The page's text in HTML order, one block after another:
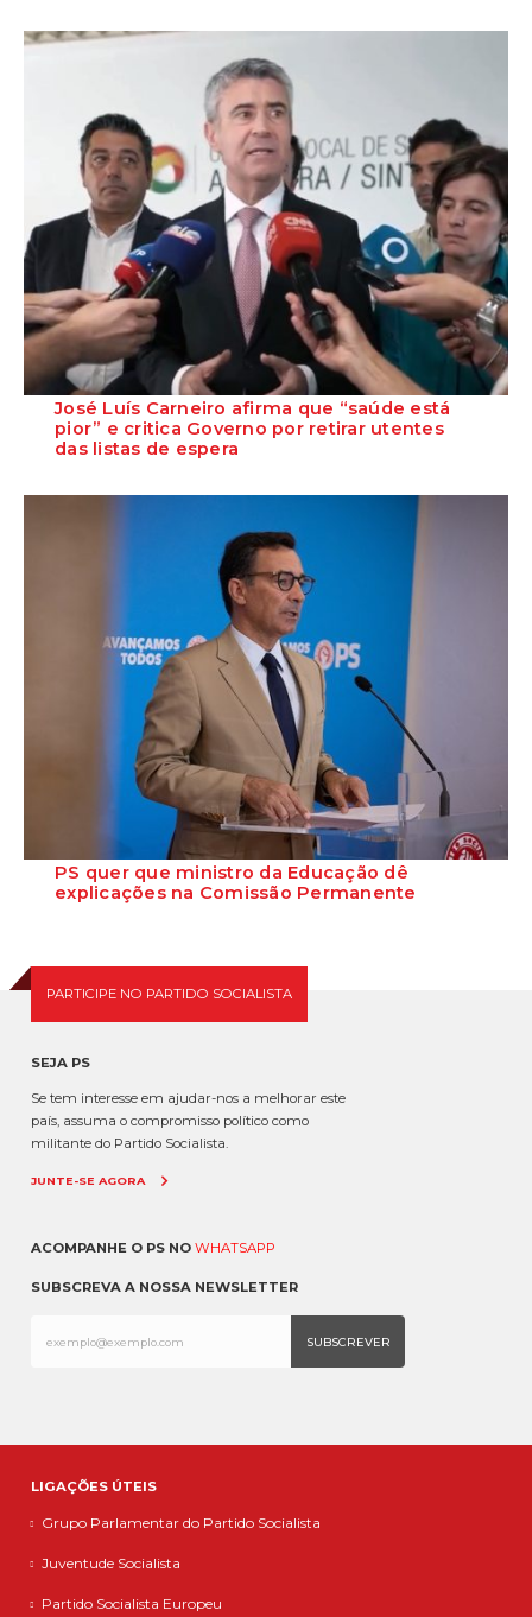
preparado para assumir responsabil...
José Luís Carneiro afirma que “saúde está
pior” e critica Governo por retirar utentes
das listas de espera
PS quer que ministro da Educação dê
explicações na Comissão Permanente
PARTICIPE NO PARTIDO SOCIALISTA
SEJA PS
Se tem interesse em ajudar-nos a melhorar este
país, assuma o compromisso político como
militante do Partido Socialista.
JUNTE-SE AGORA
ACOMPANHE O PS NO WHATSAPP
SUBSCREVA A NOSSA NEWSLETTER
LIGAÇÕES ÚTEIS
Grupo Parlamentar do Partido Socialista
Juventude Socialista
Partido Socialista Europeu